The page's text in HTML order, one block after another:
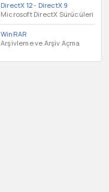
DirectX 12- DirectX 9
Microsoft DirectX Sürücüleri
WinRAR
Arşivleme ve Arşiv Açma